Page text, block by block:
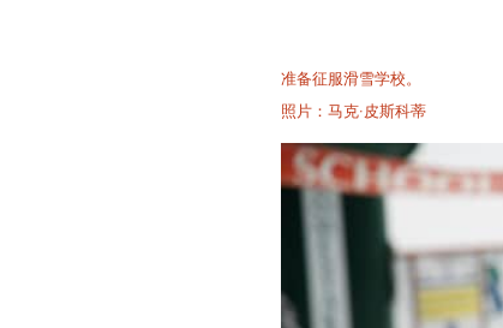
准备征服滑雪学校。
照片：马克·皮斯科蒂